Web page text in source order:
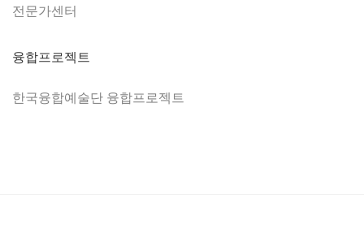
전문가센터
융합프로젝트
한국융합예술단 융합프로젝트